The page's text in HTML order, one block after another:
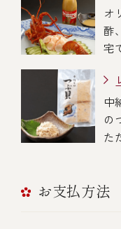
オ
酢
宅
中
の
た
お支払方法